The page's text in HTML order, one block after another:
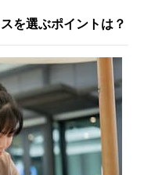
を選ぶポイントは？